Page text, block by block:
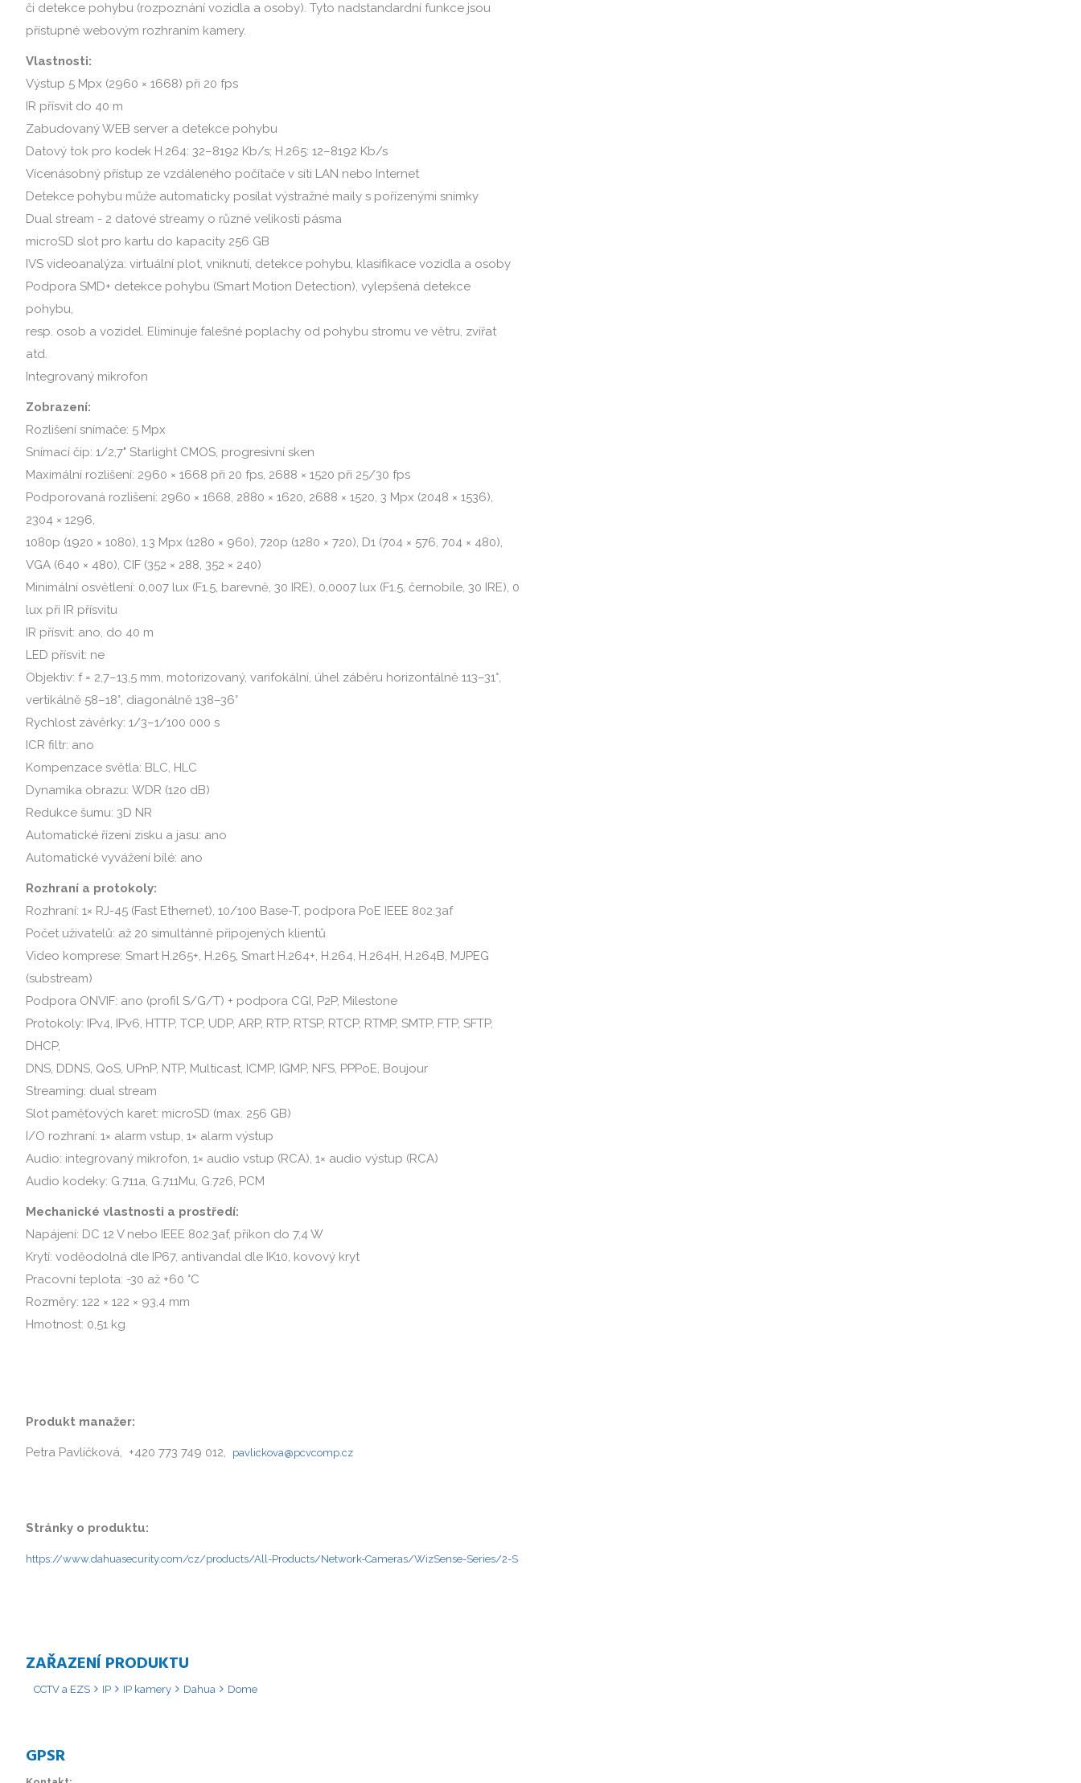
či detekce pohybu (rozpoznání vozidla a osoby). Tyto nadstandardní funkce jsou
přístupné webovým rozhraním kamery.
Vlastnosti:
Výstup 5 Mpx (2960 × 1668) při 20 fps
IR přísvit do 40 m
Zabudovaný WEB server a detekce pohybu
Datový tok pro kodek H.264: 32–8192 Kb/s; H.265: 12–8192 Kb/s
Vícenásobný přístup ze vzdáleného počítače v síti LAN nebo Internet
Detekce pohybu může automaticky posílat výstražné maily s pořízenými snímky
Dual stream - 2 datové streamy o různé velikosti pásma
microSD slot pro kartu do kapacity 256 GB
IVS videoanalýza: virtuální plot, vniknutí, detekce pohybu, klasifikace vozidla a osoby
Podpora SMD+ detekce pohybu (Smart Motion Detection), vylepšená detekce
pohybu,
resp. osob a vozidel. Eliminuje falešné poplachy od pohybu stromu ve větru, zvířat
atd.
Integrovaný mikrofon
Zobrazení:
Rozlišení snímače: 5 Mpx
Snímací čip: 1/2,7" Starlight CMOS, progresivní sken
Maximální rozlišení: 2960 × 1668 při 20 fps, 2688 × 1520 při 25/30 fps
Podporovaná rozlišení: 2960 × 1668, 2880 × 1620, 2688 × 1520, 3 Mpx (2048 × 1536),
2304 × 1296,
1080p (1920 × 1080), 1.3 Mpx (1280 × 960), 720p (1280 × 720), D1 (704 × 576, 704 × 480),
VGA (640 × 480), CIF (352 × 288, 352 × 240)
Minimální osvětlení: 0,007 lux (F1.5, barevně, 30 IRE), 0,0007 lux (F1.5, černobíle, 30 IRE), 0
lux při IR přísvitu
IR přísvit: ano, do 40 m
LED přísvit: ne
Objektiv: f = 2,7–13,5 mm, motorizovaný, varifokální, úhel záběru horizontálně 113–31°,
vertikálně 58–18°, diagonálně 138–36°
Rychlost závěrky: 1/3–1/100 000 s
ICR filtr: ano
Kompenzace světla: BLC, HLC
Dynamika obrazu: WDR (120 dB)
Redukce šumu: 3D NR
Automatické řízení zisku a jasu: ano
Automatické vyvážení bílé: ano
Rozhraní a protokoly:
Rozhraní: 1× RJ-45 (Fast Ethernet), 10/100 Base-T, podpora PoE IEEE 802.3af
Počet uživatelů: až 20 simultánně připojených klientů
Video komprese: Smart H.265+, H.265, Smart H.264+, H.264, H.264H, H.264B, MJPEG
(substream)
Podpora ONVIF: ano (profil S/G/T) + podpora CGI, P2P, Milestone
Protokoly: IPv4, IPv6, HTTP, TCP, UDP, ARP, RTP, RTSP, RTCP, RTMP, SMTP, FTP, SFTP,
DHCP,
DNS, DDNS, QoS, UPnP, NTP, Multicast, ICMP, IGMP, NFS, PPPoE, Boujour
Streaming: dual stream
Slot paměťových karet: microSD (max. 256 GB)
I/O rozhraní: 1× alarm vstup, 1× alarm výstup
Audio: integrovaný mikrofon, 1× audio vstup (RCA), 1× audio výstup (RCA)
Audio kodeky: G.711a, G.711Mu, G.726, PCM
Mechanické vlastnosti a prostředí:
Napájení: DC 12 V nebo IEEE 802.3af, příkon do 7,4 W
Krytí: voděodolná dle IP67, antivandal dle IK10, kovový kryt
Pracovní teplota: -30 až +60 °C
Rozměry: 122 × 122 × 93,4 mm
Hmotnost: 0,51 kg
Produkt manažer:
Petra Pavlíčková, +420 773 749 012, pavlickova@pcvcomp.cz
Stránky o produktu:
https://www.dahuasecurity.com/cz/products/All-Products/Network-Cameras/WizSense-Series/2-S
ZAŘAZENÍ PRODUKTU
CCTV a EZS IP IP kamery Dahua Dome
GPSR